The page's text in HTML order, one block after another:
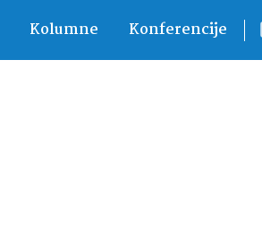
Kolumne Konferencije